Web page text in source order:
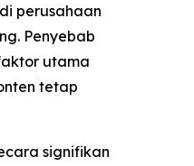
perusahaan
Penyebab
utama
tetap
signifikan